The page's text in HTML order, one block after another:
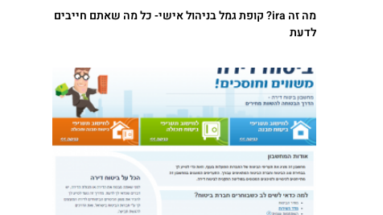
מה זה ira? קופת גמל בניהול אישי- כל מה שאתם חייבים
לדעת